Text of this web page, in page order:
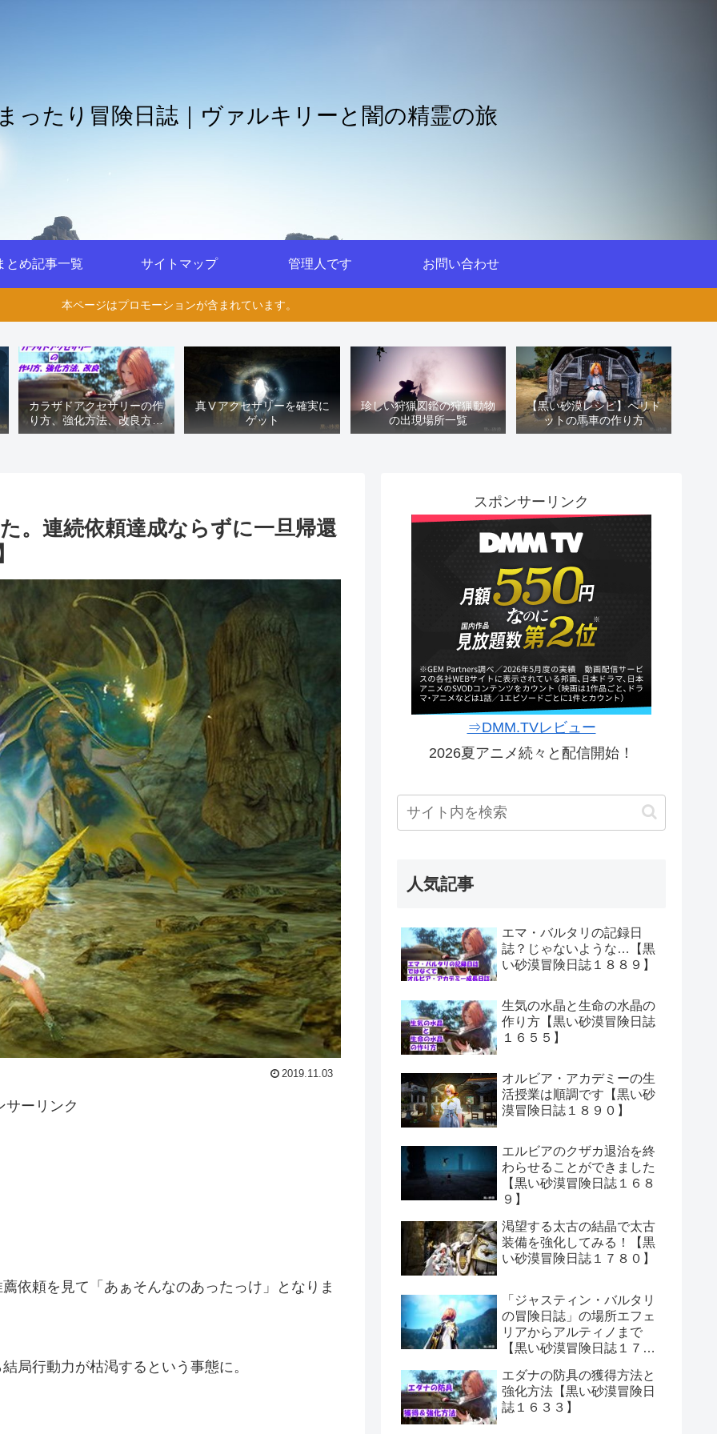
ったり冒険日誌｜ヴァルキリーと闇の精霊の旅
とめ記事一覧 サイトマップ 管理人です お問い合わせ
本ページはプロモーションが含まれています。
カラザドアクセサリーの作
り方、強化方法、改良方法
などまとめ【黒い砂漠冒険
真Ⅴアクセサリーを確実に
ゲット
珍しい狩猟図鑑の狩猟動物
の出現場所一覧
【黒い砂漠レシピ】ペリド
ットの馬車の作り方
。連続依頼達成ならずに一旦帰還
2019.11.03
サーリンク
依頼を見て「あぁそんなのあったっけ」となりま
局行動力が枯渇するという事態に。
スポンサーリンク
⇒DMM.TVレビュー
2026夏アニメ続々と配信開始！
人気記事
エマ・バルタリの記録日
誌？じゃないような…【黒
い砂漠冒険日誌１８８９】
生気の水晶と生命の水晶の
作り方【黒い砂漠冒険日誌
１６５５】
オルビア・アカデミーの生
活授業は順調です【黒い砂
漠冒険日誌１８９０】
エルビアのクザカ退治を終
わらせることができました
【黒い砂漠冒険日誌１６８
９】
渇望する太古の結晶で太古
装備を強化してみる！【黒
い砂漠冒険日誌１７８０】
「ジャスティン・バルタリ
の冒険日誌」の場所エフェ
リアからアルティノまで
【黒い砂漠冒険日誌１７０
エダナの防具の獲得方法と
強化方法【黒い砂漠冒険日
誌１６３３】